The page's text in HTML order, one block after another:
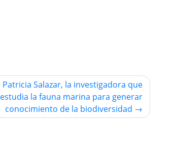
Patricia Salazar, la investigadora que
estudia la fauna marina para generar
conocimiento de la biodiversidad